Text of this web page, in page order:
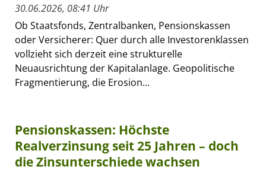
30.06.2026, 08:41 Uhr
Ob Staatsfonds, Zentralbanken, Pensionskassen
oder Versicherer: Quer durch alle Investorenklassen
vollzieht sich derzeit eine strukturelle
Neuausrichtung der Kapitalanlage. Geopolitische
Fragmentierung, die Erosion...
Pensionskassen: Höchste
Realverzinsung seit 25 Jahren – doch
die Zinsunterschiede wachsen